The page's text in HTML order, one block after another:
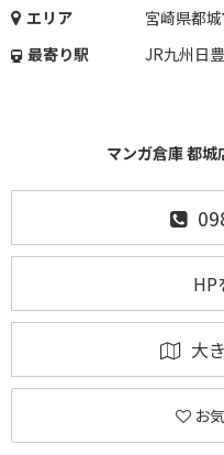
エリア
宮崎県都
最寄り駅
JR九州日
マンガ倉庫 都城
HP
大
お